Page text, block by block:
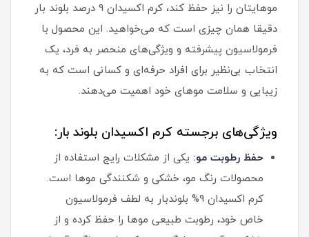
موهایتان را نیز حفظ کند، کرم اکسیدان 9 درصد بلوند بار
دقیقا همان چیزی است که می‌خواهید. این محصول با
فرمولاسیون پیشرفته و ویژگی‌های منحصر به فرد، یک
انتخاب بی‌نظیر برای افراد حرفه‌ای و کسانی است که به
زیبایی و سلامت موهای خود اهمیت می‌دهند.
ویژگی‌های برجسته کرم اکسیدان بلوند بار:
حفظ رطوبت مو: یکی از مشکلات رایج استفاده از
محصولات رنگ مو، خشکی و شکنندگی موها است.
کرم اکسیدان 9% بلوندبار به لطف فرمولاسیون
خاص خود، رطوبت طبیعی موها را حفظ کرده و از